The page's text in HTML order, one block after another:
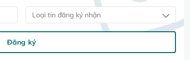
Loại tin đăng ký nhận
Đăng ký